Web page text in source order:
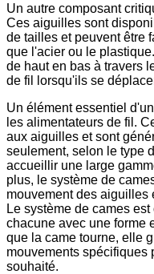
Un autre composant
Ces aiguilles sont
de tailles et peuvent être
que l'acier ou le
de haut en bas à travers
de fil lorsqu'ils se
Un élément essentiel
les alimentateurs de fil.
aux aiguilles et sont
seulement, selon le type
accueillir une large
plus, le système de
mouvement des aiguilles
Le système de cames
chacune avec une forme
que la came tourne, elle
mouvements spécifiques
souhaité.